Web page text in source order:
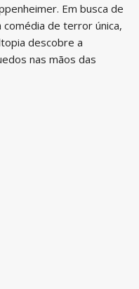
Em busca de
de terror única,
descobre a
nas mãos das